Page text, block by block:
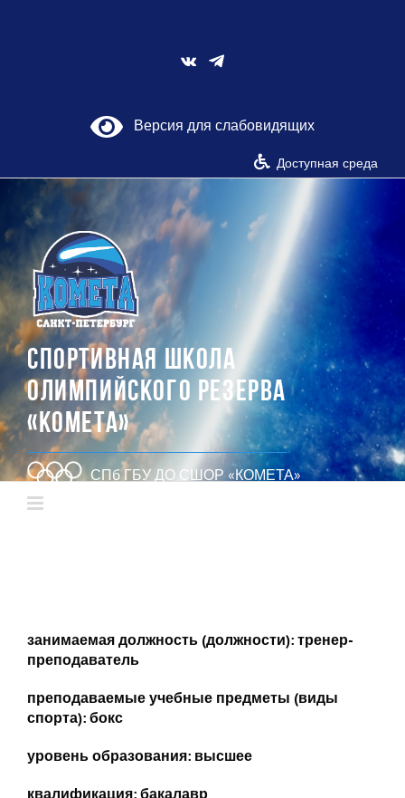
Vk
Версия для слабовидящих
Доступная среда
СПОРТИВНАЯ ШКОЛА
ОЛИМПИЙСКОГО РЕЗЕРВА
«КОМЕТА»
СПб ГБУ ДО СШОР «КОМЕТА»
занимаемая должность (должности): тренер-
преподаватель
преподаваемые учебные предметы (виды
спорта): бокс
уровень образования: высшее
квалификация: бакалавр